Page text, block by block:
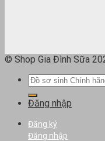
© Shop Gia Đình Sữa
Tìm
kiếm:
Đăng nhập
Đăng ký
Đăng nhập